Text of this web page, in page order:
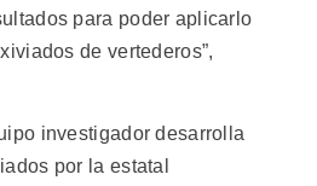
para poder aplicarlo
de vertederos”,
investigador desarrolla
por la estatal